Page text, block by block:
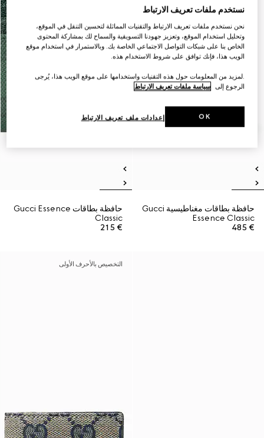
حافظة بطاقات مغناطيسية Gucci
Essence Classic
€ 485
حافظة بطاقات Gucci Essence
Classic
€ 215
التخصيص بالأحرف الأولى
نستخدم ملفات تعريف الارتباط
نحن نستخدم ملفات تعريف الارتباط والتقنيات المماثلة لتحسين التنقل في الموقع،
وتحليل استخدام الموقع، وتعزيز جهودنا التسويقية والسماح لك بمشاركة المحتوى
الخاص بنا على شبكات التواصل الاجتماعي الخاصة بك. وبالاستمرار في استخدام موقع
الويب هذا، فإنك توافق على شروط الاستخدام هذه.
.لمزيد من المعلومات حول هذه التقنيات واستخدامها على موقع الويب هذا، يُرجى
الرجوع إلى سياسة ملفات تعريف الارتباط
إعدادات ملف تعريف الارتباط OK